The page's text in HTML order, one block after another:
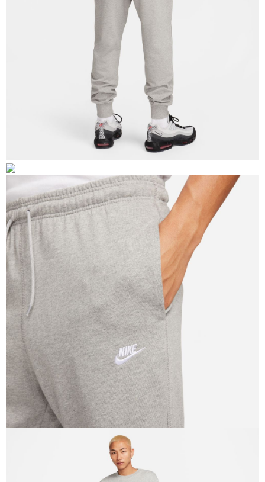
恩沛科技股份有限公司將有權停止該用戶之使用額度並採取法律行動。